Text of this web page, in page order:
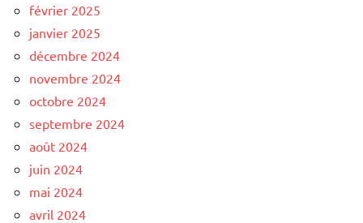
février 2025
janvier 2025
décembre 2024
novembre 2024
octobre 2024
septembre 2024
août 2024
juin 2024
mai 2024
avril 2024